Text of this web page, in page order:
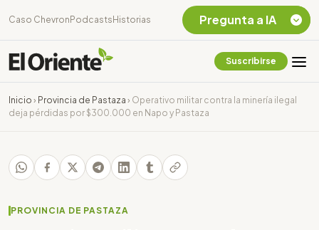
Caso Chevron Podcasts Historias
Suscribirse
Inicio › Provincia de Pastaza › Operativo militar contra la minería ilegal
deja pérdidas por $300.000 en Napo y Pastaza
PROVINCIA DE PASTAZA
Pregunta a IA
Chevron Ecuador